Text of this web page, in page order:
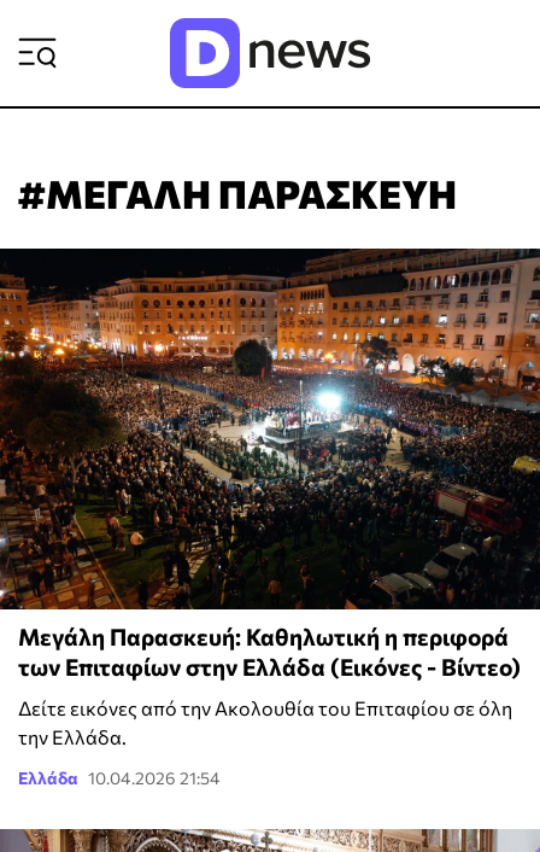
#ΜΕΓΑΛΗ ΠΑΡΑΣΚΕΥΗ
Μεγάλη Παρασκευή: Καθηλωτική η περιφορά
των Επιταφίων στην Ελλάδα (Εικόνες - Βίντεο)
Δείτε εικόνες από την Ακολουθία του Επιταφίου σε όλη
την Ελλάδα.
Ελλάδα 10.04.2026 21:54